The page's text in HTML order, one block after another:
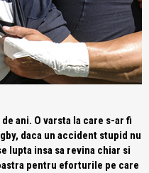
ani. O varsta la care s-ar fi
daca un accident stupid nu
lupta insa sa revina chiar si
pentru eforturile pe care